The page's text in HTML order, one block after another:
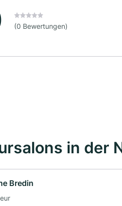
(0 Bewertungen)
in der
Bredin